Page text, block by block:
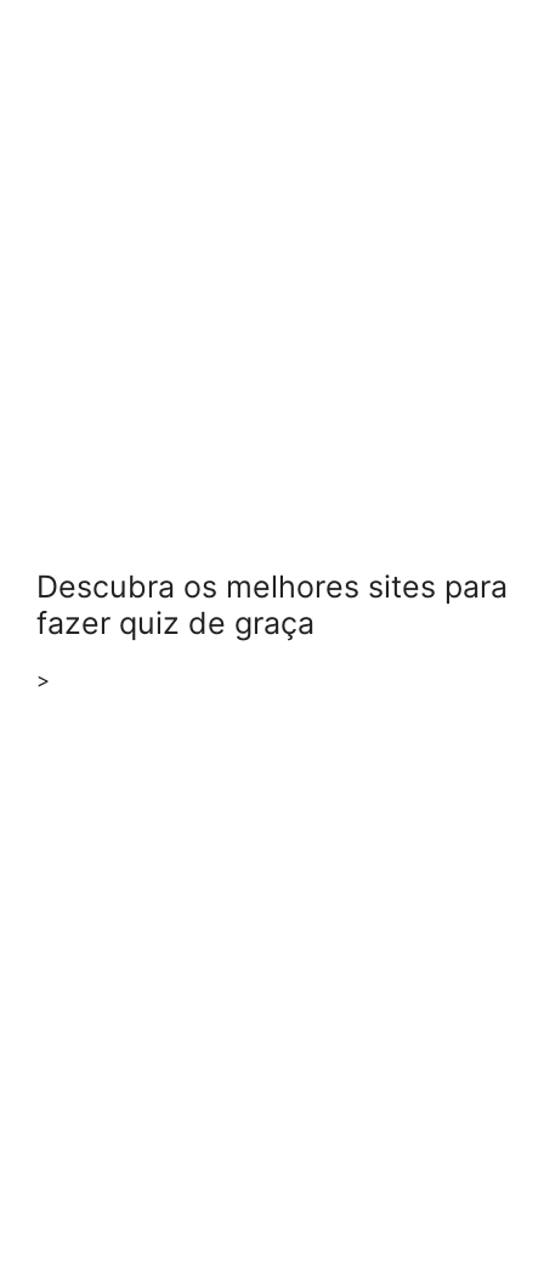
Descubra os melhores sites para
fazer quiz de graça
>